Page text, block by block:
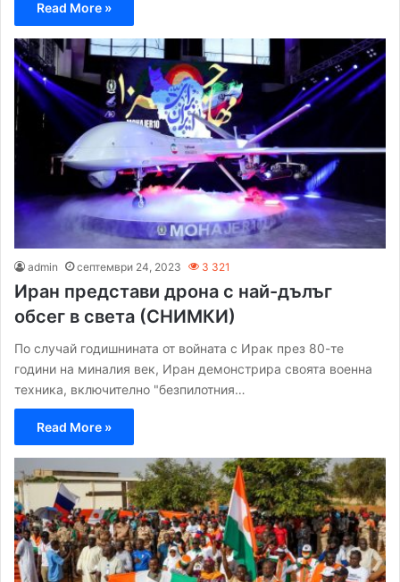
Read More »
admin септември 24, 2023 3 321
Иран представи дрона с най-дълъг
обсег в света (СНИМКИ)
По случай годишнината от войната с Ирак през 80-те
години на миналия век, Иран демонстрира своята военна
техника, включително "безпилотния…
Read More »